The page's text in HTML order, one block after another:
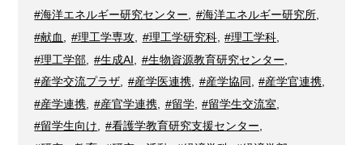
#海洋エネルギー研究センター, #海洋エネルギー研究所,
#献血
#理工学専攻, #理工学研究科, #理工学科
#理工学部
#生成AI #生物資源教育研究センター
#産学交流プラザ
#産学医連携, #産学協同 #産学官連携
#産学連携
#産官学連携, #留学, #留学生交流室
#留学生向け, #看護学教育研究支援センター,